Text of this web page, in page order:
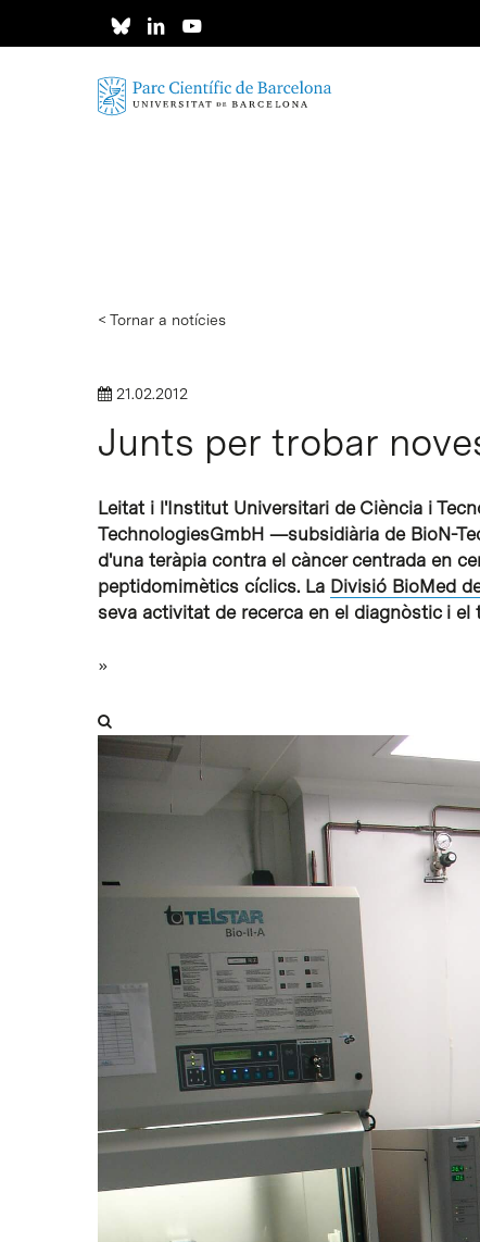
< Tornar a notícies
21.02.2012
Junts per trobar
Leitat i l'Institut Universitari de Ciència i
TechnologiesGmbH —subsidiària de BioN-
d'una teràpia contra el càncer centrada en
peptidomimètics cíclics. La Divisió BioMed
seva activitat de recerca en el diagnòstic i el
»